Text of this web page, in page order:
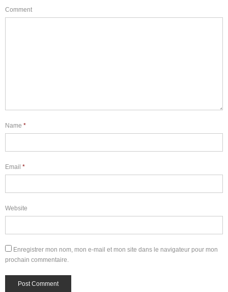
Comment
Name *
Email *
Website
Enregistrer mon nom, mon e-mail et mon site dans le navigateur pour mon
prochain commentaire.